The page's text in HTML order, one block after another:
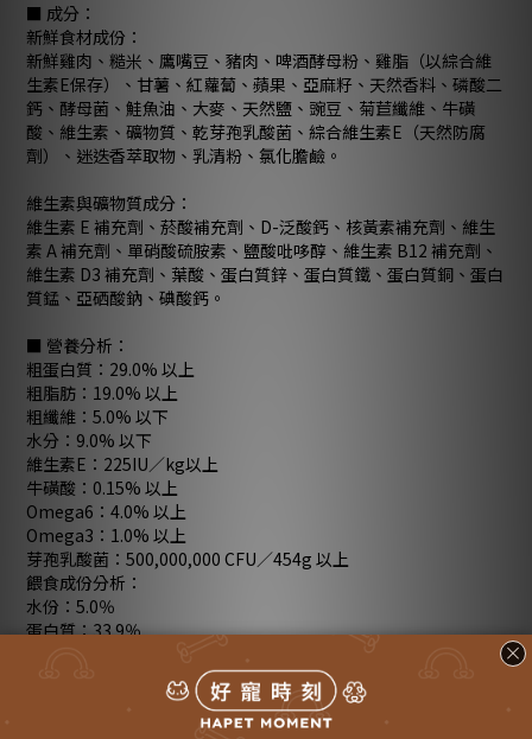
■ 成分：
新鮮食材成份：
新鮮雞肉、糙米、鷹嘴豆、豬肉、啤酒酵母粉、雞脂（以綜合維
生素E保存）、甘薯、紅蘿蔔、蘋果、亞麻籽、天然香料、磷酸二
鈣、酵母菌、鮭魚油、大麥、天然鹽、豌豆、菊苣纖維、牛磺
酸、維生素、礦物質、乾芽孢乳酸菌、綜合維生素E（天然防腐
劑）、迷迭香萃取物、乳清粉、氯化膽鹼。
維生素與礦物質成分：
維生素 E 補充劑、菸酸補充劑、D-泛酸鈣、核黃素補充劑、維生
素 A 補充劑、單硝酸硫胺素、鹽酸吡哆醇、維生素 B12 補充劑、
維生素 D3 補充劑、葉酸、蛋白質鋅、蛋白質鐵、蛋白質銅、蛋白
質錳、亞硒酸鈉、碘酸鈣。
■ 營養分析：
粗蛋白質：29.0% 以上
粗脂肪：19.0% 以上
粗纖維：5.0% 以下
水分：9.0% 以下
維生素E：225IU／kg以上
牛磺酸：0.15% 以上
Omega6：4.0% 以上
Omega3：1.0% 以上
芽孢乳酸菌：500,000,000 CFU／454g 以上
餵食成份分析：
水份：5.0％
蛋白質：33.9％